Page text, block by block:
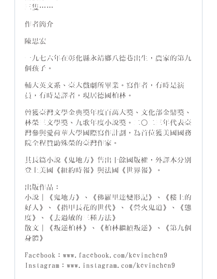
三隻……
作者簡介
陳思宏
一九七六年在彰化縣永靖鄉八德巷出生，農家的第九
個孩子。
輔大英文系、臺大戲劇所畢業。寫作者，有時是演
員，有時是譯者，現居德國柏林。
曾獲臺灣文學金典獎年度百萬大獎、文化部金鼎獎、
林榮三文學獎、九歌年度小說獎。二○二三年代表臺
灣參與愛荷華大學國際寫作計劃，為首位獲美國國務
院全程贊助殊榮的臺灣作家。
其長篇小說《鬼地方》售出十餘國版權，外譯本分別
登上美國《紐約時報》與法國《世界報》。
出版作品：
小說｜《鬼地方》、《佛羅里達變形記》、《樓上的
好人》、《指甲長花的世代》、《營火鬼道》、《態
度》、《去過敏的三種方法》
散文｜《叛逆柏林》、《柏林繼續叛逆》、《第九個
身體》
Facebook：www.facebook.com/kevinchen9
Instagram：www.instagram.com/kevinchen9